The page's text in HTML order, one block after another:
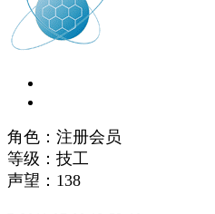
角色：注册会员
等级：技工
声望： 138